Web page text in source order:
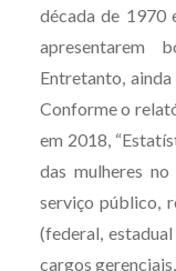
década de 1970
apresentarem
Entretanto,
Conforme o
em 2018,
das mulheres
serviço público,
(federal,
cargos